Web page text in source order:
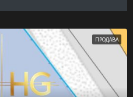
ПРОДАВА